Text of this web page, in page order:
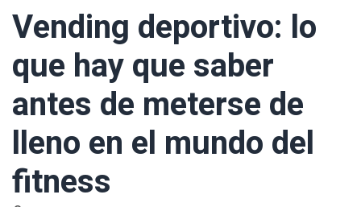
Vending deportivo: lo
que hay que saber
antes de meterse de
lleno en el mundo del
fitness